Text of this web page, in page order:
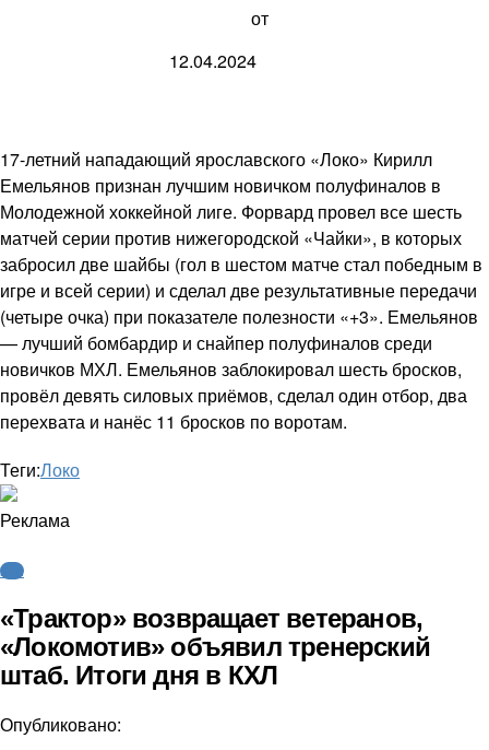
от
12.04.2024
17-летний нападающий ярославского «Локо» Кирилл
Емельянов признан лучшим новичком полуфиналов в
Молодежной хоккейной лиге. Форвард провел все шесть
матчей серии против нижегородской «Чайки», в которых
забросил две шайбы (гол в шестом матче стал победным в
игре и всей серии) и сделал две результативные передачи
(четыре очка) при показателе полезности «+3». Емельянов
— лучший бомбардир и снайпер полуфиналов среди
новичков МХЛ. Емельянов заблокировал шесть бросков,
провёл девять силовых приёмов, сделал один отбор, два
перехвата и нанёс 11 бросков по воротам.
Теги:Локо
Реклама
КХЛ
«Трактор» возвращает ветеранов,
«Локомотив» объявил тренерский
штаб. Итоги дня в КХЛ
Опубликовано: